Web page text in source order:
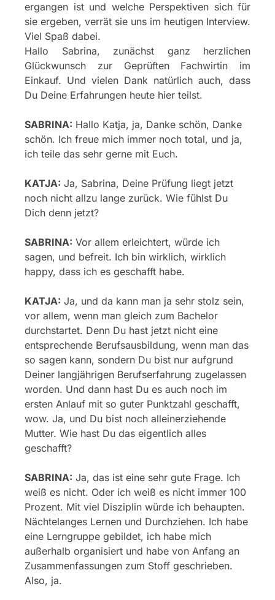
ergangen ist und welche Perspektiven sich für
sie ergeben, verrät sie uns im heutigen Interview.
Viel Spaß dabei.
Hallo Sabrina, zunächst ganz herzlichen
Glückwunsch zur Geprüften Fachwirtin im
Einkauf. Und vielen Dank natürlich auch, dass
Du Deine Erfahrungen heute hier teilst.
SABRINA: Hallo Katja, ja, Danke schön, Danke
schön. Ich freue mich immer noch total, und ja,
ich teile das sehr gerne mit Euch.
KATJA: Ja, Sabrina, Deine Prüfung liegt jetzt
noch nicht allzu lange zurück. Wie fühlst Du
Dich denn jetzt?
SABRINA: Vor allem erleichtert, würde ich
sagen, und befreit. Ich bin wirklich, wirklich
happy, dass ich es geschafft habe.
KATJA: Ja, und da kann man ja sehr stolz sein,
vor allem, wenn man gleich zum Bachelor
durchstartet. Denn Du hast jetzt nicht eine
entsprechende Berufsausbildung, wenn man das
so sagen kann, sondern Du bist nur aufgrund
Deiner langjährigen Berufserfahrung zugelassen
worden. Und dann hast Du es auch noch im
ersten Anlauf mit so guter Punktzahl geschafft,
wow. Ja, und Du bist noch alleinerziehende
Mutter. Wie hast Du das eigentlich alles
geschafft?
SABRINA: Ja, das ist eine sehr gute Frage. Ich
weiß es nicht. Oder ich weiß es nicht immer 100
Prozent. Mit viel Disziplin würde ich behaupten.
Nächtelanges Lernen und Durchziehen. Ich habe
eine Lerngruppe gebildet, ich habe mich
außerhalb organisiert und habe von Anfang an
Zusammenfassungen zum Stoff geschrieben.
Also, ja.